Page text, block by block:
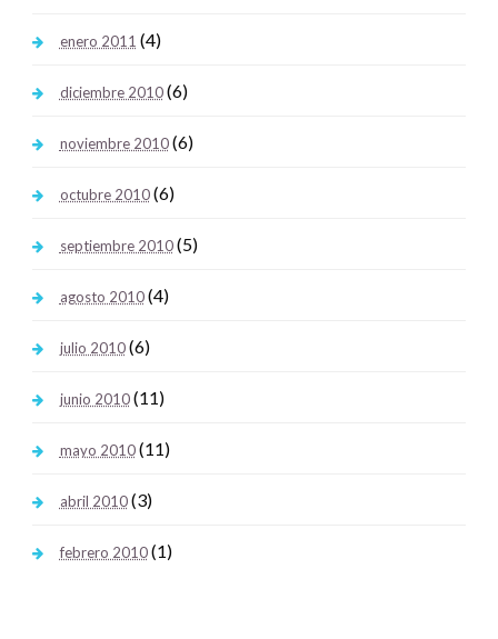
enero 2011 (4)
diciembre 2010(6)
noviembre 2010(6)
octubre 2010(6)
septiembre 2010(5)
agosto 2010(4)
julio 2010(6)
junio 2010(11)
mayo 2010(11)
abril 2010(3)
febrero 2010(1)